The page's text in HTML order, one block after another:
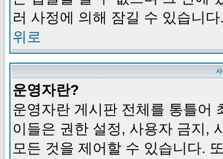
러 사정에 의해 잠길 수 있습니다
위로
운영자란?
운영자란 게시판 전체를 통틀어
이들은 권한 설정, 사용자 금지,
모든 것을 제어할 수 있습니다.